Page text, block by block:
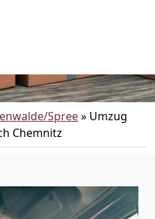
Spree» Umzug
Chemnitz